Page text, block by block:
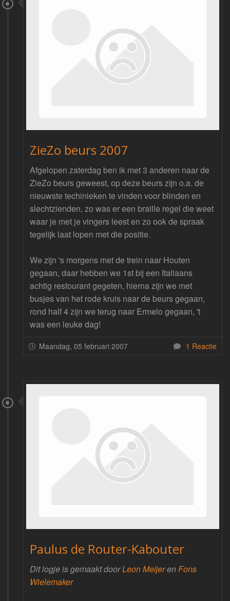
ZieZo beurs 2007
Afgelopen zaterdag ben ik met 3 anderen naar de
ZieZo beurs geweest, op deze beurs zijn o.a. de
nieuwste techinieken te vinden voor blinden en
slechtzienden, zo was er een braille regel die weet
waar je met je vingers leest en zo ook de spraak
tegelijk laat lopen met die positie.
We zijn 's morgens met de trein naar Houten
gegaan, daar hebben we 1st bij een Italiaans
achtig restourant gegeten, hierna zijn we met
busjes van het rode kruis naar de beurs gegaan,
rond half 4 zijn we terug naar Ermelo gegaan, 't
was een leuke dag!
Maandag, 05 februari 2007 1 Reactie
Paulus de Router-Kabouter
Dit logje is gemaakt doorLeon MeijerenFons
Wielemaker